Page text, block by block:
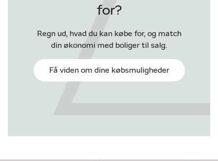
for?
Regn ud, hvad du kan købe for, og match
din økonomi med boliger til salg.
Få viden om dine købsmuligheder